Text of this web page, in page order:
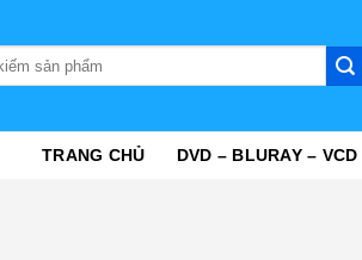
TRANG CHỦ DVD – BLURAY – VCD